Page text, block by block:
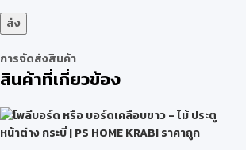
การจัดส่งสินค้า
สินค้าที่เกี่ยวข้อง